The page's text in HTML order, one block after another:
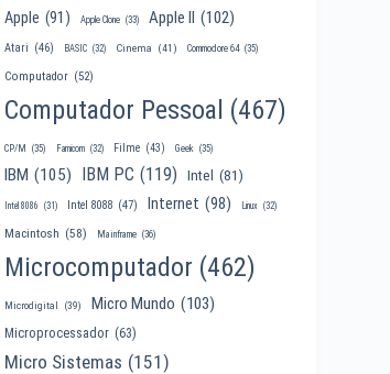
Apple (91) Apple Clone (33) Apple II (102)
Atari (46) BASIC (32) Cinema (41) Commodore 64 (35)
Computador (52)
Computador Pessoal (467)
CP/M (35) Famicom (32) Filme (43) Geek (35)
IBM (105) IBM PC (119) Intel (81)
Intel 8086 (31) Intel 8088 (47) Internet (98) Linux (32)
Macintosh (58) Mainframe (36)
Microcomputador (462)
Microdigital (39) Micro Mundo (103)
Microprocessador (63)
Micro Sistemas (151)